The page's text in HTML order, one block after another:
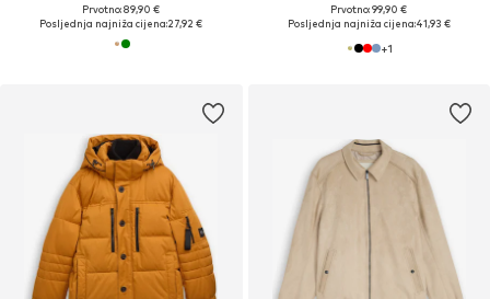
Prvotno: 89,90 €
Posljednja najniža cijena:27,92 €
Prvotno: 99,90 €
Posljednja najniža cijena:41,93 €
+1